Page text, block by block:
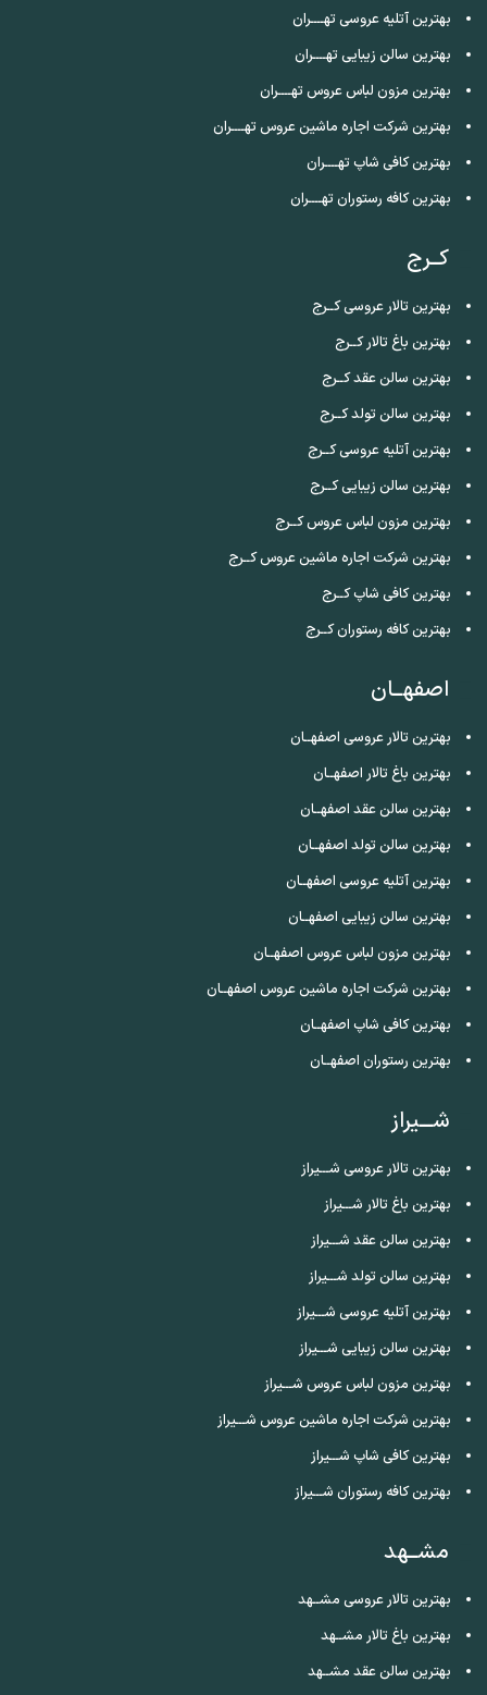
بهترین آتلیه عروسی تهــــران
بهترین سالن زیبایی تهــــران
بهترین مزون لباس عروس تهــــران
بهترین شرکت اجاره ماشین عروس تهــــران
بهترین کافی شاپ تهــــران
بهترین کافه رستوران تهــــران
کــرج
بهترین تالار عروسی کــرج
بهترین باغ تالار کــرج
بهترین سالن عقد کــرج
بهترین سالن تولد کــرج
بهترین آتلیه عروسی کــرج
بهترین سالن زیبایی کــرج
بهترین مزون لباس عروس کــرج
بهترین شرکت اجاره ماشین عروس کــرج
بهترین کافی شاپ کــرج
بهترین کافه رستوران کــرج
اصفهــان
بهترین تالار عروسی اصفهــان
بهترین باغ تالار اصفهــان
بهترین سالن عقد اصفهــان
بهترین سالن تولد اصفهــان
بهترین آتلیه عروسی اصفهــان
بهترین سالن زیبایی اصفهــان
بهترین مزون لباس عروس اصفهــان
بهترین شرکت اجاره ماشین عروس اصفهــان
بهترین کافی شاپ اصفهــان
بهترین رستوران اصفهــان
شـــیراز
بهترین تالار عروسی شـــیراز
بهترین باغ تالار شـــیراز
بهترین سالن عقد شـــیراز
بهترین سالن تولد شـــیراز
بهترین آتلیه عروسی شـــیراز
بهترین سالن زیبایی شـــیراز
بهترین مزون لباس عروس شـــیراز
بهترین شرکت اجاره ماشین عروس شـــیراز
بهترین کافی شاپ شـــیراز
بهترین کافه رستوران شـــیراز
مشــهد
بهترین تالار عروسی مشــهد
بهترین باغ تالار مشــهد
بهترین سالن عقد مشــهد